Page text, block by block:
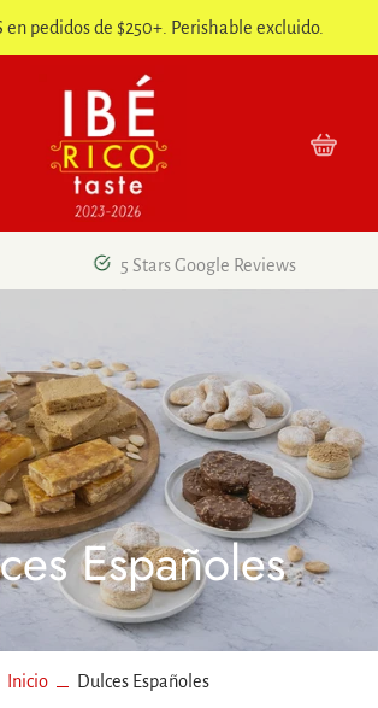
en pedidos de $250+. Perishable excluido.
5 Stars Google Reviews
Españoles
Inicio Dulces Españoles